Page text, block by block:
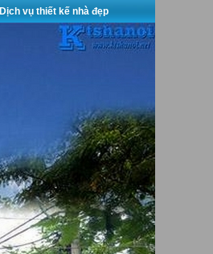
Dịch vụ thiết kế nhà đẹp